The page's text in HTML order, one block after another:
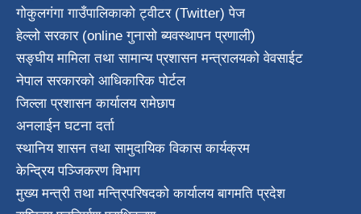
गोकुलगंगा गाउँपालिकाको ट्वीटर (Twitter) पेज
हेल्लो सरकार (online गुनासो ब्यवस्थापन प्रणाली)
सङ्घीय मामिला तथा सामान्य प्रशासन मन्त्रालयको वेवसाईट
नेपाल सरकारको आधिकारिक पोर्टल
जिल्ला प्रशासन कार्यालय रामेछाप
अनलाईन घटना दर्ता
स्थानिय शासन तथा सामुदायिक विकास कार्यक्रम
केन्द्रिय पञ्जिकरण विभाग
मुख्य मन्त्री तथा मन्त्रिपरिषदको कार्यालय बागमति प्रदेश